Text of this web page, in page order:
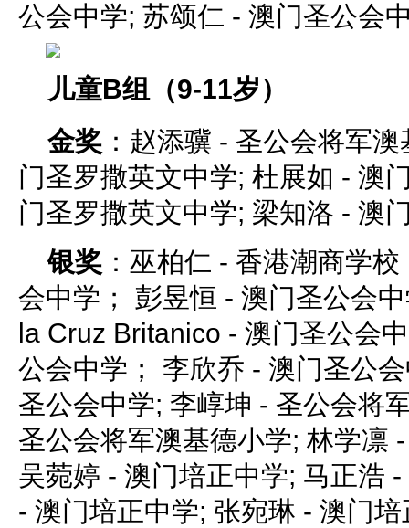
公会中学; 苏颂仁 - 澳门圣公会
儿童B组（9-11岁）
金奖 ：赵添骥 - 圣公会将军
门圣罗撒英文中学; 杜展如 - 澳
门圣罗撒英文中学; 梁知洛 - 澳
银奖 ：巫柏仁 - 香港潮商学
会中学； 彭昱恒 - 澳门圣公会
la Cruz Britanico - 澳门圣公会
公会中学； 李欣乔 - 澳门圣公
圣公会中学; 李崞坤 - 圣公会将
圣公会将军澳基德小学; 林学凛
吴菀婷 - 澳门培正中学; 马正浩
- 澳门培正中学; 张宛琳 - 澳门